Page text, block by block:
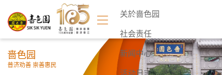
关於啬色园
社会责任
新闻中心
啬色园
普济劝善 崇善惠民